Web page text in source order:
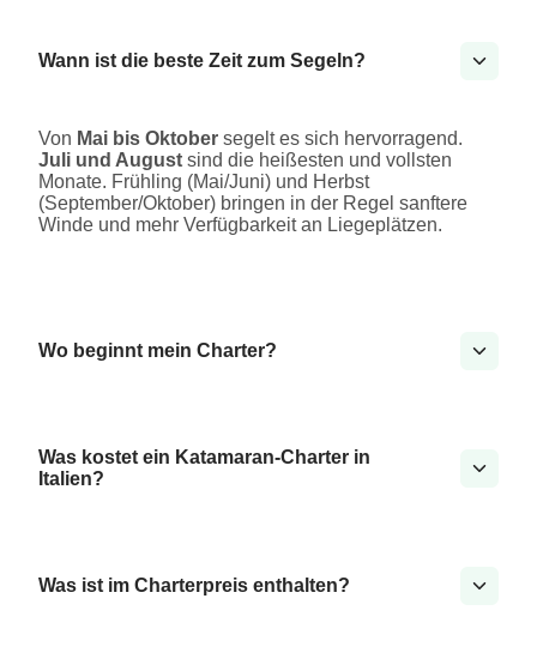
Wann ist die beste Zeit zum Segeln?
Von Mai bis Oktober segelt es sich hervorragend.
Juli und August sind die heißesten und vollsten
Monate. Frühling (Mai/Juni) und Herbst
(September/Oktober) bringen in der Regel sanftere
Winde und mehr Verfügbarkeit an Liegeplätzen.
Wo beginnt mein Charter?
Was kostet ein Katamaran-Charter in
Italien?
Was ist im Charterpreis enthalten?